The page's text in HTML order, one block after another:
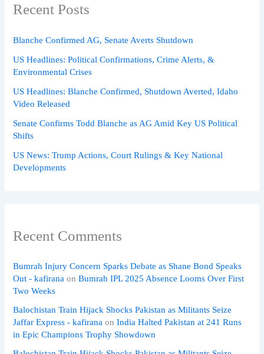
Recent Posts
Blanche Confirmed AG, Senate Averts Shutdown
US Headlines: Political Confirmations, Crime Alerts, &
Environmental Crises
US Headlines: Blanche Confirmed, Shutdown Averted, Idaho
Video Released
Senate Confirms Todd Blanche as AG Amid Key US Political
Shifts
US News: Trump Actions, Court Rulings & Key National
Developments
Recent Comments
Bumrah Injury Concern Sparks Debate as Shane Bond Speaks
Out - kafirana onBumrah IPL 2025 Absence Looms Over First
Two Weeks
Balochistan Train Hijack Shocks Pakistan as Militants Seize
Jaffar Express - kafirana onIndia Halted Pakistan at 241 Runs
in Epic Champions Trophy Showdown